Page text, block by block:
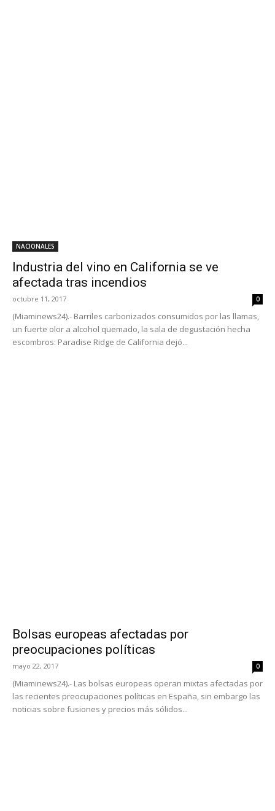
NACIONALES
Industria del vino en California se ve
afectada tras incendios
octubre 11, 2017 0
(Miaminews24).- Barriles carbonizados consumidos por las llamas,
un fuerte olor a alcohol quemado, la sala de degustación hecha
escombros: Paradise Ridge de California dejó...
Bolsas europeas afectadas por
preocupaciones políticas
mayo 22, 2017 0
(Miaminews24).- Las bolsas europeas operan mixtas afectadas por
las recientes preocupaciones políticas en España, sin embargo las
noticias sobre fusiones y precios más sólidos...